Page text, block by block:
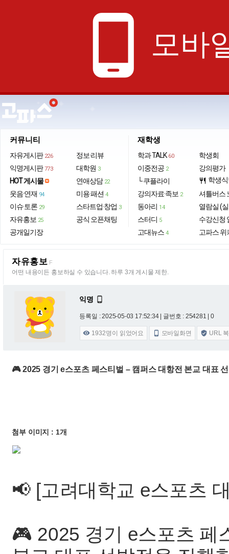
phone_android 모바
커뮤니티
자유게시판 226
익명게시판 773
HOT 게시물
웃음·연재 94
이슈·토론 29
자유홍보 25
공개일기장
정보·리뷰
대학원 3
연애상담 22
미용·패션 4
스타트업·창업 3
공식 오픈채팅
재학생
학과 TALK 60
이중전공 2
└ 쿠플라이
강의자료·족보 2
동아리 14
스터디 5
고대뉴스 4
학생회
강의평가
restaurant 학생
셔틀버스
열람실 (
수강신청
고파스 위
자유홍보 F
어떤 내용이든 홍보하실 수 있습니다. 하루 3개 게시물 제한.
익명 
등록일 : 2025-05-03 17:52:34 | 글번호 : 254281 | 0
 1932명이 읽었어요  모바일화면  URL
🎮 2025 경기 e스포츠 페스티벌 – 캠퍼스 대항전 본교 대표
첨부 이미지 : 1개
📢 [고려대학교 e스포츠
🎮 2025 경기 e스포츠 페